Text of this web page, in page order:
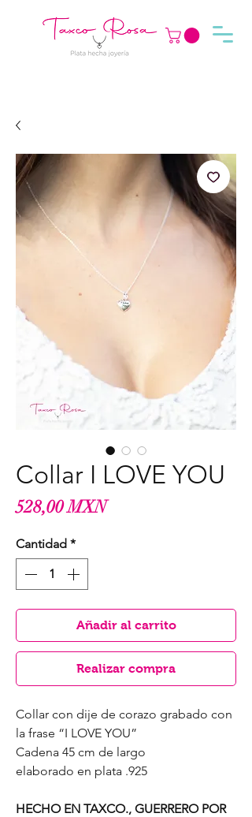
Collar I LOVE YOU
528,00 MXNPrecio
Cantidad *
Añadir al carrito
Realizar compra
Collar con dije de corazo grabado con
la frase “I LOVE YOU”
Cadena 45 cm de largo
elaborado en plata .925
HECHO EN TAXCO., GUERRERO POR